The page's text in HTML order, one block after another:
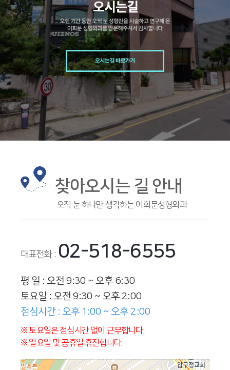
찾아오시는 길 안내
오직 눈 하나만 생각하는 이희문성형외과
대표전화 : 02-518-6555
평 일 : 오전 9:30 ~ 오후 6:30
토요일 : 오전 9:30 ~ 오후 2:00
점심시간 : 오후 1:00 ~ 오후 2:00
※ 토요일은 점심시간 없이 근무합니다.
※ 일요일 및 공휴일 휴진합니다.